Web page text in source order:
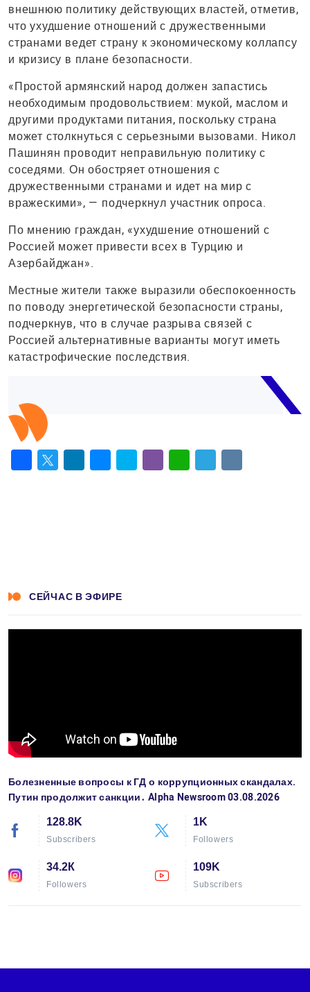
внешнюю политику действующих властей, отметив,
что ухудшение отношений с дружественными
странами ведет страну к экономическому коллапсу
и кризису в плане безопасности.
«Простой армянский народ должен запастись
необходимым продовольствием: мукой, маслом и
другими продуктами питания, поскольку страна
может столкнуться с серьезными вызовами. Никол
Пашинян проводит неправильную политику с
соседями. Он обостряет отношения с
дружественными странами и идет на мир с
вражескими», — подчеркнул участник опроса.
По мнению граждан, «ухудшение отношений с
Россией может привести всех в Турцию и
Азербайджан».
Местные жители также выразили обеспокоенность
по поводу энергетической безопасности страны,
подчеркнув, что в случае разрыва связей с
Россией альтернативные варианты могут иметь
катастрофические последствия.
СЕЙЧАС В ЭФИРЕ
Болезненные вопросы к ГД о коррупционных скандалах.
Путин продолжит санкции․ Alpha Newsroom 03.08.2026
128.8K
Subscribers
1K
Followers
34.2К
Followers
109K
Subscribers